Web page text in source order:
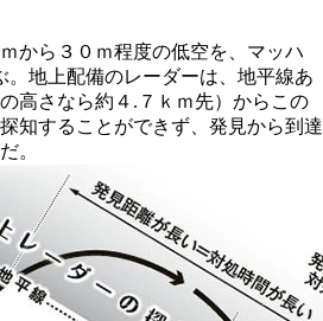
から３０ｍ程度の低空を、マッハ
。地上配備のレーダーは、地平線あ
高さなら約４.７ｋｍ先）からこの
知することができず、発見から到達
。